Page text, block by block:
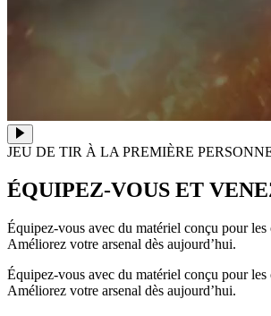
JEU DE TIR À LA PREMIÈRE
ÉQUIPEZ-VOUS ET
Équipez-vous avec du matériel conçu pour les
Améliorez votre arsenal dès aujourd’hui.
Équipez-vous avec du matériel conçu pour les
Améliorez votre arsenal dès aujourd’hui.